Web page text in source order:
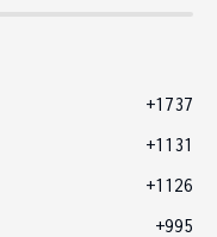
+1737
+1131
+1126
+995